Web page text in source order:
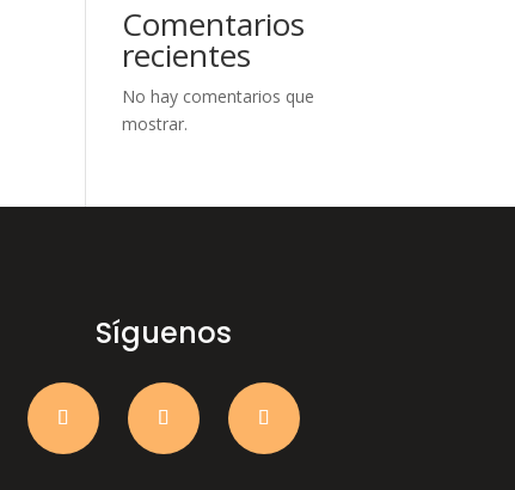
Comentarios
recientes
No hay comentarios que
mostrar.
Síguenos